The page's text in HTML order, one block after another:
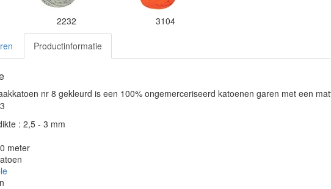
2232 3104
Productinformatie
nr 8 gekleurd is een 100% ongemerceriseerd katoenen garen met een
: 2,5 - 3 mm
meter